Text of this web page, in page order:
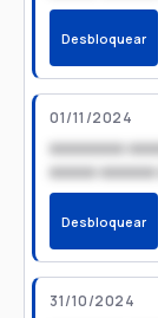
Desbloquear
01/11/2024
xxxxxxxx
xxxxx
Desbloquear
31/10/2024